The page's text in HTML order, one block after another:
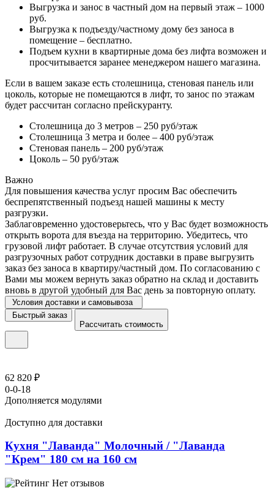
Выгрузка и занос в частный дом на первый этаж – 1000
руб.
Выгрузка к подъезду/частному дому без заноса в
помещение – бесплатно.
Подъем кухни в квартирные дома без лифта возможен и
просчитывается заранее менеджером нашего магазина.
Если в вашем заказе есть столешница, стеновая панель или
цоколь, которые не помещаются в лифт, то занос по этажам
будет рассчитан согласно прейскуранту.
Столешница до 3 метров – 250 руб/этаж
Столешница 3 метра и более – 400 руб/этаж
Стеновая панель – 200 руб/этаж
Цоколь – 50 руб/этаж
Важно
Для повышения качества услуг просим Вас обеспечить
беспрепятственный подъезд нашей машины к месту
разгрузки.
Заблаговременно удостоверьтесь, что у Вас будет возможность
открыть ворота для въезда на территорию. Убедитесь, что
грузовой лифт работает. В случае отсутствия условий для
разгрузочных работ сотрудник доставки в праве выгрузить
заказ без заноса в квартиру/частный дом. По согласованию с
Вами мы можем вернуть заказ обратно на склад и доставить
вновь в другой удобный для Вас день за повторную оплату.
Условия доставки и самовывоза
Быстрый заказ
Рассчитать стоимость
62 820 ₽
0-0-18
Дополняется модулями
Доступно для доставки
Кухня "Лаванда" Молочный / "Лаванда
"Крем" 180 см на 160 см
Нет отзывов